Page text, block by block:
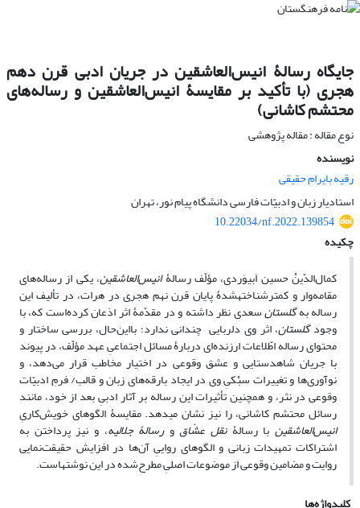
جایگاه رسالۀ انیس‌‌العاشقین در جریان ادبی قرن دهم
هجری (با تأکید بر مقایسۀ انیس‌‌العاشقین و رساله‌های
محتشم کاشانی)
نوع مقاله : مقاله پژوهشی
نویسنده
رقیه بایرام حقیقی
استادیار زبان و ادبیّات فارسی دانشگاه پیام نور، تهران
10.22034/nf.2022.139854
چکیده
کمال‌الدّینْ حسین اَبیوَردی، مؤلّف رسالۀانیس‌‌العاشقین، یکی از رساله‌‌های
مقامه‌وار و کمترشناخته‏شدۀ پایان قرن نهم هجری در هرات، در تألیف این
رساله بهگلستانسعدی نظر داشته و در مقدّمۀ اثر اذعان کرده‌است که، با
وجودگلستان، اثر وی دلربایی چندانی ندارد؛ بااین‌حال، بررسی ساختار و
محتوای رساله اطّلاعات ارزنده‌ای دربارۀ مسائل اجتماعیِ عهد مؤلّف، در پیوند
با جریان شاهدستایی و عشق وقوعی در اختیار مخاطب قرار می‌دهد، و
نوآوری‌ها و تغییرات سبْکیِ وی در ایجاد بارقه‌های زبان و قالب/ فرمِ ادبیّات
وقوعی در نثر، و همچنین تأثیرات این رساله بر آثار ادبیِ بعد از خود، مانند
رسائل محتشم کاشانی، را نیز نشان می‏دهد. مقایسۀ الگوهای خویش‌کاریِ
انیس‌العاشقینبا رسالۀنقل عشّاق و رسالۀ جلالیه، و نیز پرداختن به
اشتراکات تمهیدات زبانی و الگوهای رواییِ آن‌ها در افزایش حقیقت‌نمایی
روایت و مضامین وقوعی از موضوعات اصلیِ مطرح‌شده در این نوشته‏است.